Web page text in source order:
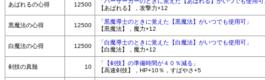
あばれるの心得 12500
【あばれる】，攻撃力+12
黒魔法の心得 12500
「黒魔導士のときに覚えた【黒魔法】がいつでも使用可」
【黒魔法】，魔力+12
白魔法の心得 12500
「白魔導士のときに覚えた【白魔法】がいつでも使用可」
【白魔法】，魔力+12
剣技の真髄 10
「【剣技】の準備時間が４０％減る」
【高速剣技】，HP+10％，すばやさ+5